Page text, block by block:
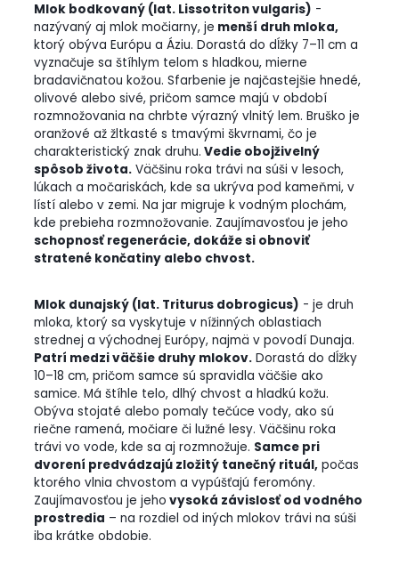
Mlok bodkovaný (lat. Lissotriton vulgaris) -
nazývaný aj mlok močiarny, je menší druh mloka,
ktorý obýva Európu a Áziu. Dorastá do dĺžky 7–11 cm a
vyznačuje sa štíhlym telom s hladkou, mierne
bradavičnatou kožou. Sfarbenie je najčastejšie hnedé,
olivové alebo sivé, pričom samce majú v období
rozmnožovania na chrbte výrazný vlnitý lem. Bruško je
oranžové až žltkasté s tmavými škvrnami, čo je
charakteristický znak druhu. Vedie obojživelný
spôsob života. Väčšinu roka trávi na súši v lesoch,
lúkach a močariskách, kde sa ukrýva pod kameňmi, v
lístí alebo v zemi. Na jar migruje k vodným plochám,
kde prebieha rozmnožovanie. Zaujímavosťou je jeho
schopnosť regenerácie, dokáže si obnoviť
stratené končatiny alebo chvost.
Mlok dunajský (lat. Triturus dobrogicus) - je druh
mloka, ktorý sa vyskytuje v nížinných oblastiach
strednej a východnej Európy, najmä v povodí Dunaja.
Patrí medzi väčšie druhy mlokov. Dorastá do dĺžky
10–18 cm, pričom samce sú spravidla väčšie ako
samice. Má štíhle telo, dlhý chvost a hladkú kožu.
Obýva stojaté alebo pomaly tečúce vody, ako sú
riečne ramená, močiare či lužné lesy. Väčšinu roka
trávi vo vode, kde sa aj rozmnožuje. Samce pri
dvorení predvádzajú zložitý tanečný rituál, počas
ktorého vlnia chvostom a vypúšťajú feromóny.
Zaujímavosťou je jeho vysoká závislosť od vodného
prostredia – na rozdiel od iných mlokov trávi na súši
iba krátke obdobie.